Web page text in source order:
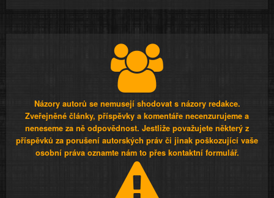
Názory autorů se nemusejí shodovat s názory redakce.
Zveřejněné články, příspěvky a komentáře necenzurujeme a
neneseme za ně odpovědnost. Jestliže považujete některý z
příspěvků za porušení autorských práv či jinak poškozující vaše
osobní práva oznamte nám to přes kontaktní formulář.